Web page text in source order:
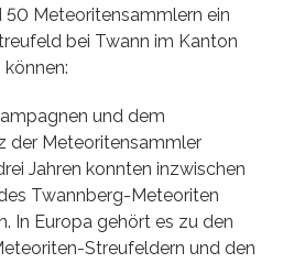
50 Meteoritensammlern ein
bei Twann im Kanton
können:
und dem
der Meteoritensammler
Jahren konnten inzwischen
Twannberg-Meteoriten
In Europa gehört es zu den
Streufeldern und den